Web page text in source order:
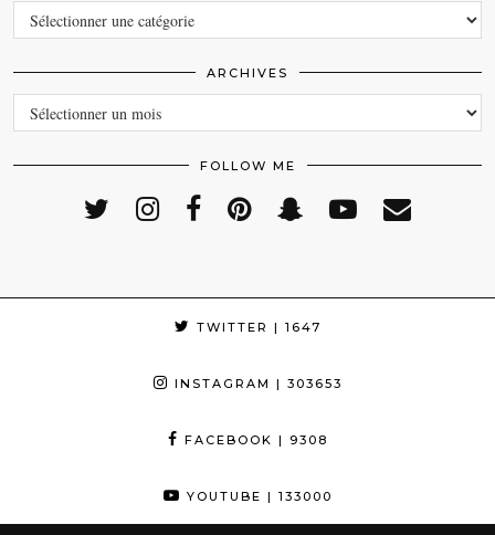
CATEGORIES
ARCHIVES
ARCHIVES
FOLLOW ME
TWITTER | 1647
INSTAGRAM | 303653
FACEBOOK | 9308
YOUTUBE | 133000